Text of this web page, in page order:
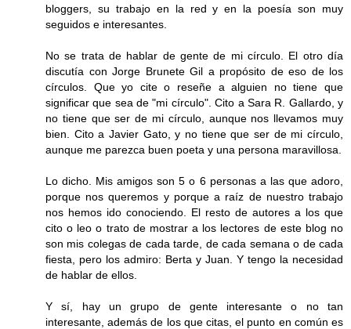
bloggers, su trabajo en la red y en la poesía son muy
seguidos e interesantes.
No se trata de hablar de gente de mi círculo. El otro día
discutía con Jorge Brunete Gil a propósito de eso de los
círculos. Que yo cite o reseñe a alguien no tiene que
significar que sea de "mi círculo". Cito a Sara R. Gallardo, y
no tiene que ser de mi círculo, aunque nos llevamos muy
bien. Cito a Javier Gato, y no tiene que ser de mi círculo,
aunque me parezca buen poeta y una persona maravillosa.
Lo dicho. Mis amigos son 5 o 6 personas a las que adoro,
porque nos queremos y porque a raíz de nuestro trabajo
nos hemos ido conociendo. El resto de autores a los que
cito o leo o trato de mostrar a los lectores de este blog no
son mis colegas de cada tarde, de cada semana o de cada
fiesta, pero los admiro: Berta y Juan. Y tengo la necesidad
de hablar de ellos.
Y sí, hay un grupo de gente interesante o no tan
interesante, además de los que citas, el punto en común es